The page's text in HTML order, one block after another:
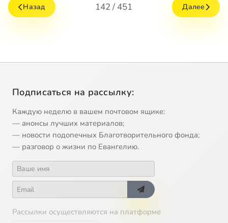
Назад 142 / 451 Далее
Подписаться на рассылку:
Каждую неделю в вашем почтовом ящике:
— анонсы лучших материалов;
— новости подопечных Благотворительного фонда;
— разговор о жизни по Евангелию.
Рассылки осуществляются на платформе